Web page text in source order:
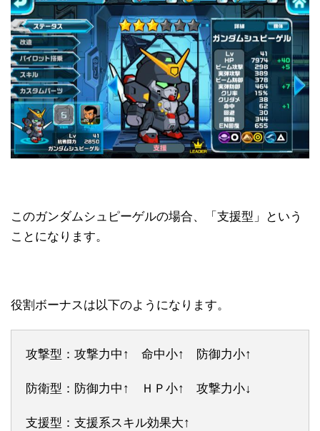
このガンダムシュピーゲルの場合、「支援型」という
ことになります。
役割ボーナスは以下のようになります。
攻撃型：攻撃力中↑ 命中小↑ 防御力小↑
防衛型：防御力中↑ ＨＰ小↑ 攻撃力小↓
支援型：支援系スキル効果大↑